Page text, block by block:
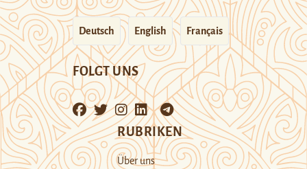
Deutsch English Français
FOLGT UNS
RUBRIKEN
Über uns